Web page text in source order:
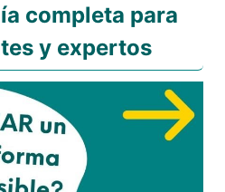
completa para
y expertos